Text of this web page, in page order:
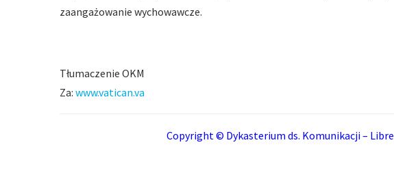
zaangażowanie wychowawcze.
Tłumaczenie OKM
Za: www.vatican.va
Copyright © Dykasterium ds. Komunikacji –